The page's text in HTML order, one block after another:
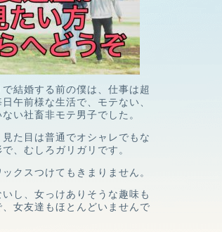
結婚する前の僕は、 仕事は超
日午前様な生活で、 モテない、
ない社畜非モテ男子でした。
見た目は普通でオシャレでもな
、むしろガリガリです。
クスつけてもきまりません。
し、 女っけありそうな趣味も
女友達もほとんどいませんで